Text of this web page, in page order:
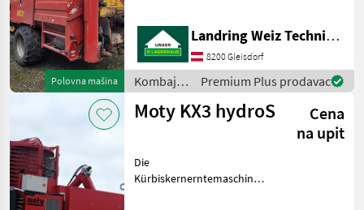
Polovna mašina
Kombajni za bundeve
Landring Weiz Technikzentrum Süd
8200 Gleisdorf
Kombajni
/ Moty
Premium Plus prodavac
Moty KX3 hydroS
Cena
na upit
Die
Kürbiskernerntemaschine